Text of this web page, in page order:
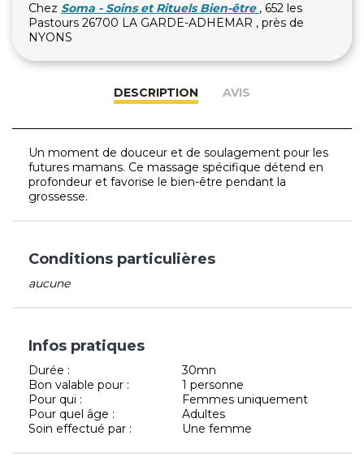
Chez Soma - Soins et Rituels Bien-être , 652 les
Pastours 26700 LA GARDE-ADHEMAR , près de
NYONS
DESCRIPTION AVIS
Un moment de douceur et de soulagement pour les
futures mamans. Ce massage spécifique détend en
profondeur et favorise le bien-être pendant la
grossesse.
Conditions particulières
aucune
Infos pratiques
Durée :
30mn
Bon valable pour :
1 personne
Pour qui :
Femmes uniquement
Pour quel âge :
Adultes
Soin effectué par :
Une femme